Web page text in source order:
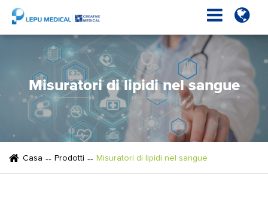
Misuratori di lipidi nel sangue
Casa Prodotti Misuratori di lipidi nel sangue